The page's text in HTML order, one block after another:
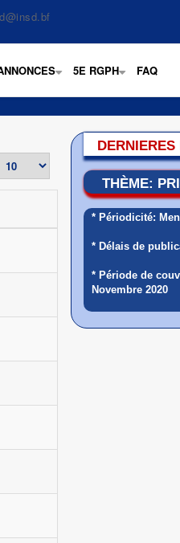
+ +
5E RGPH FAQ
THÈME:
* Périodicité:
* Délais de
* Période de
Novembre 2020